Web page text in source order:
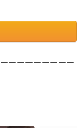
ーーーーーーーー